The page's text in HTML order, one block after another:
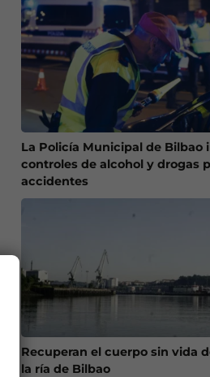
La Policía Municipal de Bilbao
controles de alcohol y drogas
accidentes
Recuperan el cuerpo sin vida
la ría de Bilbao